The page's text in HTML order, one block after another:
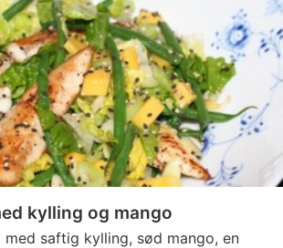
kylling og mango
med saftig kylling, sød mango, en